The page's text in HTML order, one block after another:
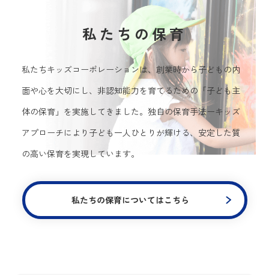
私たちの保育
私たちキッズコーポレーションは、創業時から子どもの内
面や心を大切にし、非認知能力を育てるための「子ども主
体の保育」を実施してきました。独自の保育手法ーキッズ
アプローチにより子ども一人ひとりが輝ける、安定した質
の高い保育を実現しています。
私たちの保育についてはこちら